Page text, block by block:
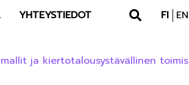
YHTEYSTIEDOT FI EN
ja kiertotalousystävällinen